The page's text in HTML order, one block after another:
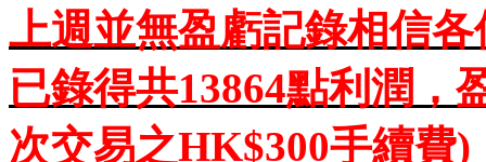
上週並無盈虧記錄相信各
已錄得共13864點利潤，
次交易之HK$300手續費)